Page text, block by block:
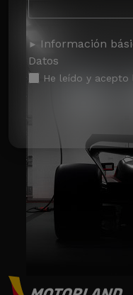
Información
Datos
He leído y acepto